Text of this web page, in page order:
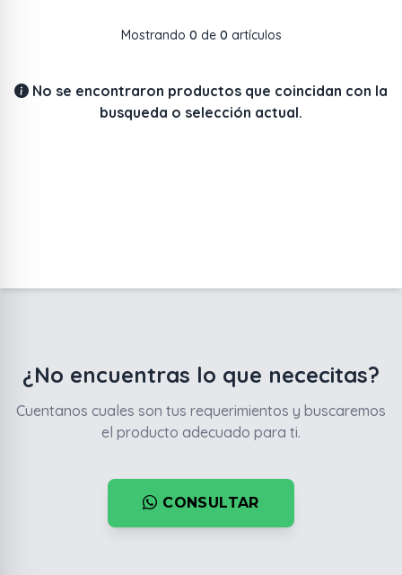
Mostrando 0 de 0 artículos
No se encontraron productos que coincidan con la
busqueda o selección actual.
¿No encuentras lo que nececitas?
Cuentanos cuales son tus requerimientos y buscaremos
el producto adecuado para ti.
CONSULTAR